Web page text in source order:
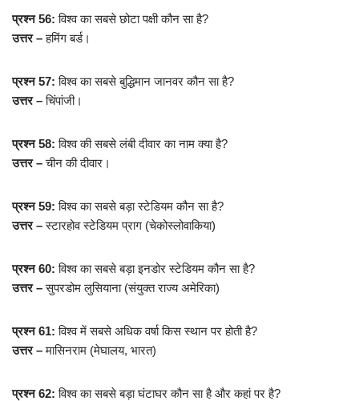
प्रश्न 56: विश्व का सबसे छोटा पक्षी कौन सा है?
उत्तर –हमिंग बर्ड।
प्रश्न 57: विश्व का सबसे बुद्धिमान जानवर कौन सा है?
उत्तर –चिंपांजी।
प्रश्न 58:विश्व की सबसे लंबी दीवार का नाम क्या है?
उत्तर –चीन की दीवार।
प्रश्न 59: विश्व का सबसे बड़ा स्टेडियम कौन सा है?
उत्तर –स्टारहोव स्टेडियम प्राग (चेकोस्लोवाकिया)
प्रश्न 60: विश्व का सबसे बड़ा इनडोर स्टेडियम कौन सा है?
उत्तर –सुपरडोम लुसियाना (संयुक्त राज्य अमेरिका)
प्रश्न 61: विश्व में सबसे अधिक वर्षा किस स्थान पर होती है?
उत्तर –मासिनराम (मेघालय, भारत)
प्रश्न 62:विश्व का सबसे बड़ा घंटाघर कौन सा है और कहां पर है?